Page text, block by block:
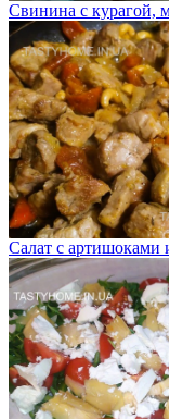
Свинина с курагой,
Салат с артишоками